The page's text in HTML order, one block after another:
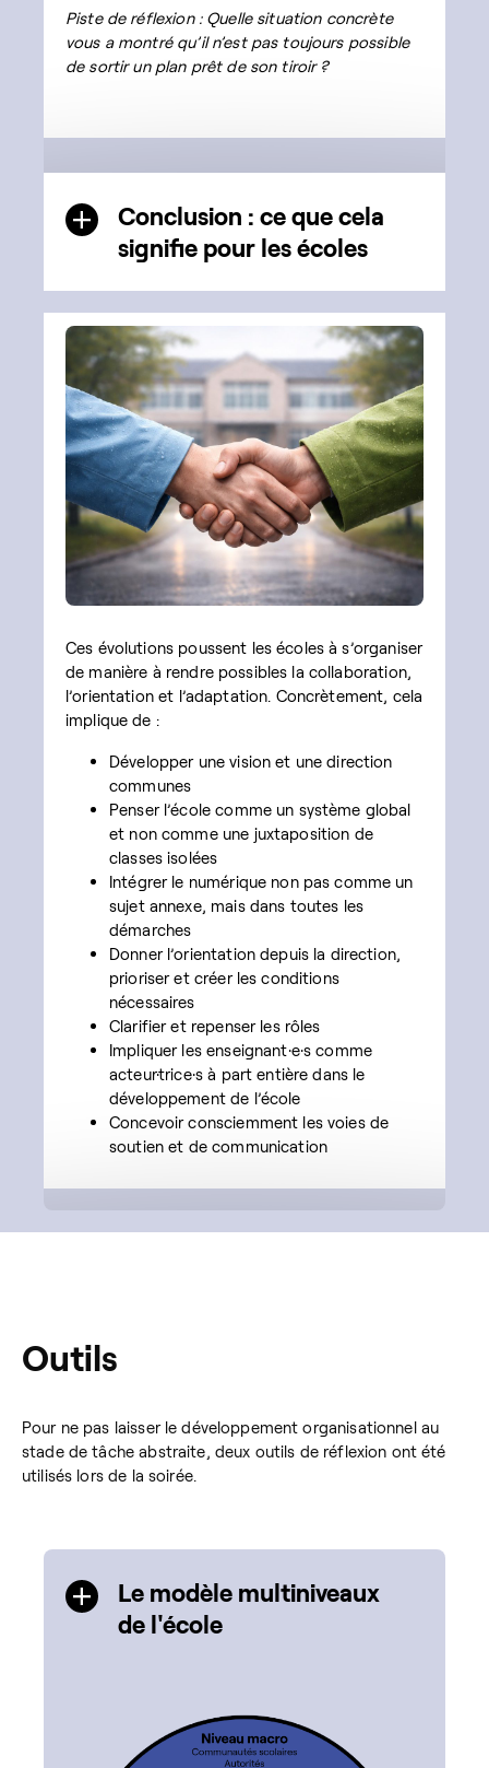
Piste de réflexion : Quelle situation concrète
vous a montré qu’il n’est pas toujours possible
de sortir un plan prêt de son tiroir ?
Conclusion : ce que cela
signifie pour les écoles
Ces évolutions poussent les écoles à s’organiser
de manière à rendre possibles la collaboration,
l’orientation et l’adaptation. Concrètement, cela
implique de :
Développer une vision et une direction
communes
Penser l’école comme un système global
et non comme une juxtaposition de
classes isolées
Intégrer le numérique non pas comme un
sujet annexe, mais dans toutes les
démarches
Donner l’orientation depuis la direction,
prioriser et créer les conditions
nécessaires
Clarifier et repenser les rôles
Impliquer les enseignant·e·s comme
acteur·trice·s à part entière dans le
développement de l’école
Concevoir consciemment les voies de
soutien et de communication
Outils
Pour ne pas laisser le développement organisationnel au
stade de tâche abstraite, deux outils de réflexion ont été
utilisés lors de la soirée.
Le modèle multiniveaux
de l'école